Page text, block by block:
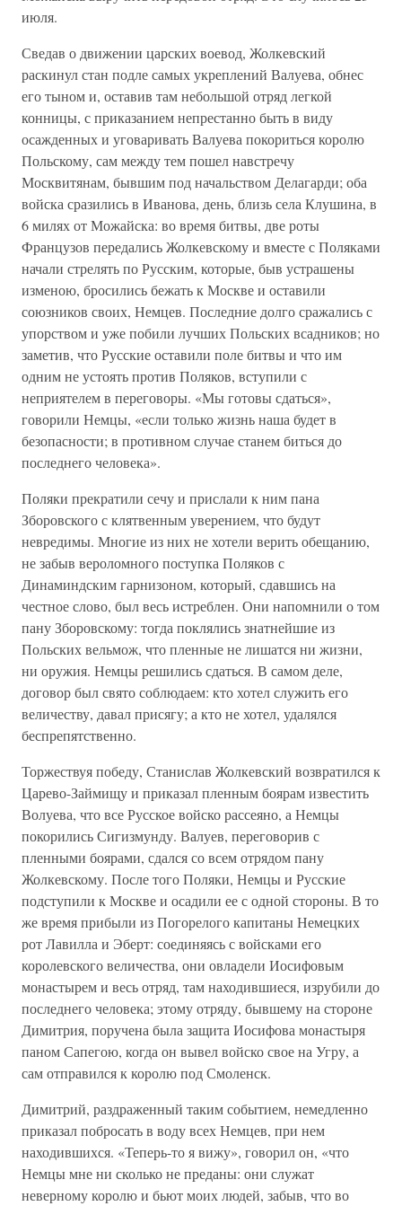
июля.
Сведав о движении царских воевод, Жолкевский
раскинул стан подле самых укреплений Валуева, обнес
его тыном и, оставив там небольшой отряд легкой
конницы, с приказанием непрестанно быть в виду
осажденных и уговаривать Валуева покориться королю
Польскому, сам между тем пошел навстречу
Москвитянам, бывшим под начальством Делагарди; оба
войска сразились в Иванова, день, близь села Клушина, в
6 милях от Можайска: во время битвы, две роты
Французов передались Жолкевскому и вместе с Поляками
начали стрелять по Русским, которые, быв устрашены
изменою, бросились бежать к Москве и оставили
союзников своих, Немцев. Последние долго сражались с
упорством и уже побили лучших Польских всадников; но
заметив, что Русские оставили поле битвы и что им
одним не устоять против Поляков, вступили с
неприятелем в переговоры. «Мы готовы сдаться»,
говорили Немцы, «если только жизнь наша будет в
безопасности; в противном случае станем биться до
последнего человека».
Поляки прекратили сечу и прислали к ним пана
Зборовского с клятвенным уверением, что будут
невредимы. Многие из них не хотели верить обещанию,
не забыв вероломного поступка Поляков с
Динаминдским гарнизоном, который, сдавшись на
честное слово, был весь истреблен. Они напомнили о том
пану Зборовскому: тогда поклялись знатнейшие из
Польских вельмож, что пленные не лишатся ни жизни,
ни оружия. Немцы решились сдаться. В самом деле,
договор был свято соблюдаем: кто хотел служить его
величеству, давал присягу; а кто не хотел, удалялся
беспрепятственно.
Торжествуя победу, Станислав Жолкевский возвратился к
Царево-Займищу и приказал пленным боярам известить
Волуева, что все Русское войско рассеяно, а Немцы
покорились Сигизмунду. Валуев, переговорив с
пленными боярами, сдался со всем отрядом пану
Жолкевскому. После того Поляки, Немцы и Русские
подступили к Москве и осадили ее с одной стороны. В то
же время прибыли из Погорелого капитаны Немецких
рот Лавилла и Эберт: соединяясь с войсками его
королевского величества, они овладели Иосифовым
монастырем и весь отряд, там находившиеся, изрубили до
последнего человека; этому отряду, бывшему на стороне
Димитрия, поручена была защита Иосифова монастыря
паном Сапегою, когда он вывел войско свое на Угру, а
сам отправился к королю под Смоленск.
Димитрий, раздраженный таким событием, немедленно
приказал побросать в воду всех Немцев, при нем
находившихся. «Теперь-то я вижу», говорил он, «что
Немцы мне ни сколько не преданы: они служат
неверному королю и бьют моих людей, забыв, что во